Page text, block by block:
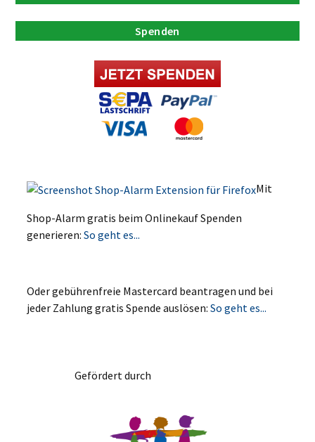
Spenden
Mit
Shop-Alarm gratis beim Onlinekauf Spenden
generieren:So geht es...
Oder gebührenfreie Mastercard beantragen und bei
jeder Zahlung gratis Spende auslösen:So geht es...
Gefördert durch